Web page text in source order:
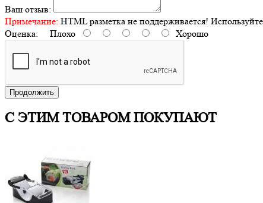
Ваш отзыв:
Примечание: HTML разметка не поддерживается!
Оценка: Плохо Хорошо
Продолжить
С ЭТИМ ТОВАРОМ ПОКУПАЮТ